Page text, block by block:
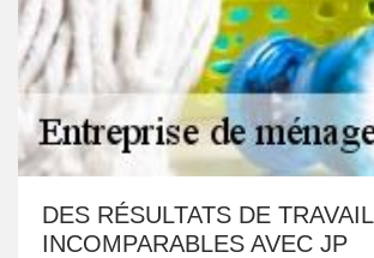
DES RÉSULTATS DE TRAVAIL
INCOMPARABLES AVEC JP